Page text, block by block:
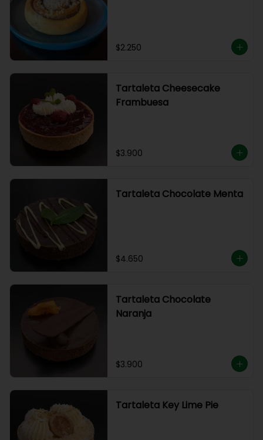
$2.250
Tartaleta Cheesecake
Frambuesa
$3.900
Tartaleta Chocolate Menta
$4.650
Tartaleta Chocolate
Naranja
$3.900
Tartaleta Key Lime Pie